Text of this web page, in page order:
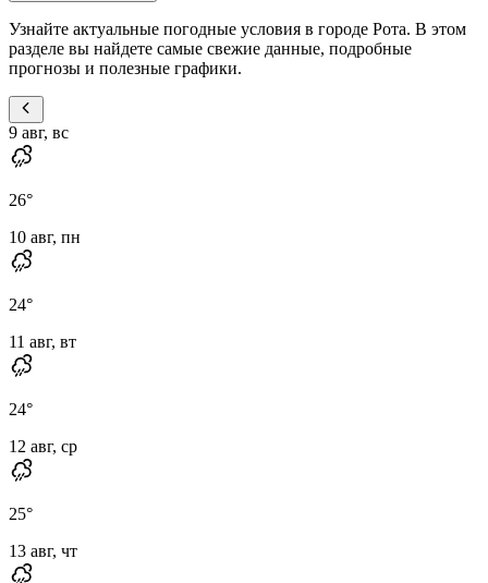
Узнайте актуальные погодные условия в городе Рота. В этом
разделе вы найдете самые свежие данные, подробные
прогнозы и полезные графики.
9 авг, вс
26°
10 авг, пн
24°
11 авг, вт
24°
12 авг, ср
25°
13 авг, чт